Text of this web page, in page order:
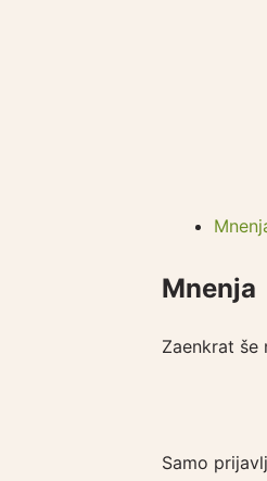
Mnenja
Zaenkrat še
Samo